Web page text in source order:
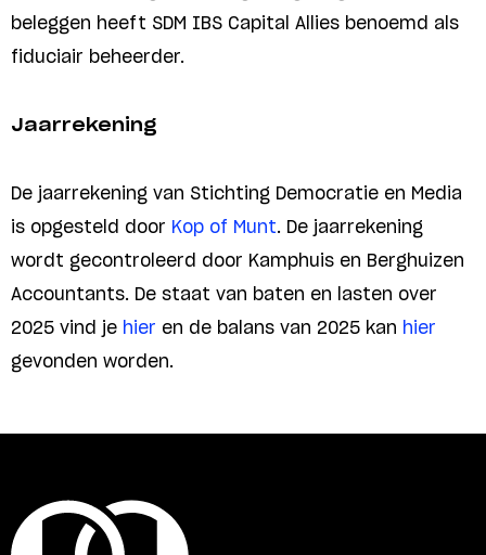
beleggen heeft SDM IBS Capital Allies benoemd als
fiduciair beheerder.
Jaarrekening
De jaarrekening van Stichting Democratie en Media
is opgesteld door Kop of Munt. De jaarrekening
wordt gecontroleerd door Kamphuis en Berghuizen
Accountants. De staat van baten en lasten over
2025 vind je hier en de balans van 2025 kan hier
gevonden worden.